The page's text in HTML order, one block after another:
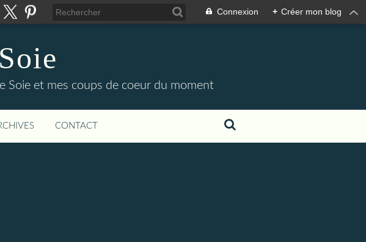
Connexion + Créer mon blog
Soie et mes coups de coeur du moment
CONTACT